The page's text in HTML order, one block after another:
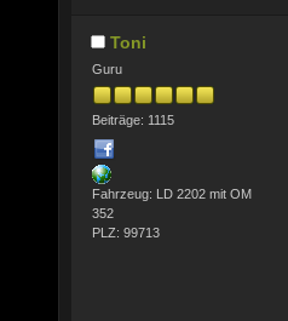
Toni
Guru
Beiträge: 1115
Fahrzeug: LD 2202 mit OM
352
PLZ: 99713